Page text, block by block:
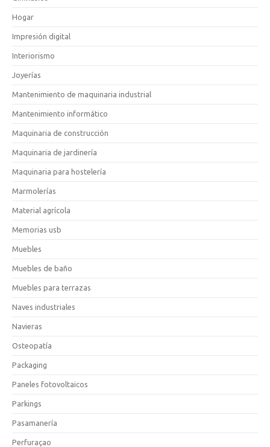
Hogar
Impresión digital
Interiorismo
Joyerías
Mantenimiento de maquinaria industrial
Mantenimiento informático
Maquinaria de construcción
Maquinaria de jardinería
Maquinaria para hostelería
Marmolerías
Material agrícola
Memorias usb
Muebles
Muebles de baño
Muebles para terrazas
Naves industriales
Navieras
Osteopatía
Packaging
Paneles fotovoltaicos
Parkings
Pasamanería
Perfuraçao